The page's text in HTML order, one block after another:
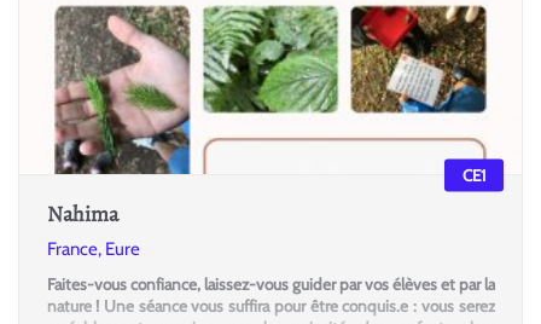
Nahima
France, Eure
Faites-vous confiance, laissez-vous guider par vos élèves et par la
nature ! Une séance vous suffira pour être conquis.e : vous serez
CE1